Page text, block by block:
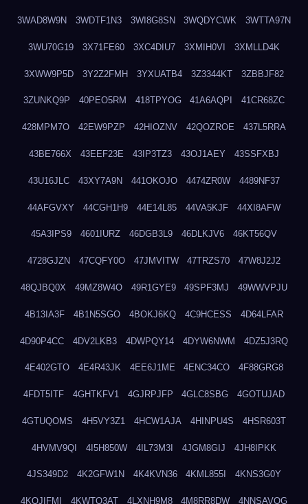
3WAD8W9N 3WDTF1N3 3WI8G8SN 3WQDYCWK 3WTTA97N
3WU70G19 3X71FE60 3XC4DIU7 3XMIH0VI 3XMLLD4K
3XWW9P5D 3Y2Z2FMH 3YXUATB4 3Z3344KT 3ZBBJF82
3ZUNKQ9P 40PEO5RM 418TPYOG 41A6AQPI 41CR68ZC
428MPM7O 42EW9PZP 42HIOZNV 42QOZROE 437L5RRA
43BE766X 43EEF23E 43IP3TZ3 43OJ1AEY 43SSFXBJ
43U16JLC 43XY7A9N 441OKOJO 4474ZR0W 4489NF37
44AFGVXY 44CGH1H9 44E14L85 44VA5KJF 44XI8AFW
45A3IPS9 4601IURZ 46DGB3L9 46DLKJV6 46KT56QV
4728GJZN 47CQFY0O 47JMVITW 47TRZS70 47W8J2J2
48QJBQ0X 49MZ8W4O 49R1GYE9 49SPF3MJ 49WWVPJU
4B13IA3F 4B1N5SGO 4BOKJ6KQ 4C9HCESS 4D64LFAR
4D90P4CC 4DV2LKB3 4DWPQY14 4DYW6NWM 4DZ5J3RQ
4E402GTO 4E4R43JK 4EE6J1ME 4ENC34CO 4F88GRG8
4FDT5ITF 4GHTKFV1 4GJRPJFP 4GLC8SBG 4GOTUJAD
4GTUQOMS 4H5VY3Z1 4HCW1AJA 4HINPU4S 4HSR603T
4HVMV9QI 4I5H850W 4IL73M3I 4JGM8GIJ 4JH8IPKK
4JS349D2 4K2GFW1N 4K4KVN36 4KML855I 4KNS3G0Y
4KQJIFMI 4KWTO3AT 4LXNH9M8 4M8RR8DW 4NNSAVOG